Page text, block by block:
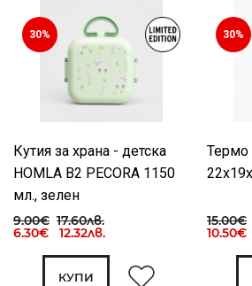
30%
Кутия за храна - детска
HOMLA B2 PECORA 1150
мл., зелен
9.00€ 17.60лв.
6.30€ 12.32лв.
КУПИ
30%
Термо
15.00€